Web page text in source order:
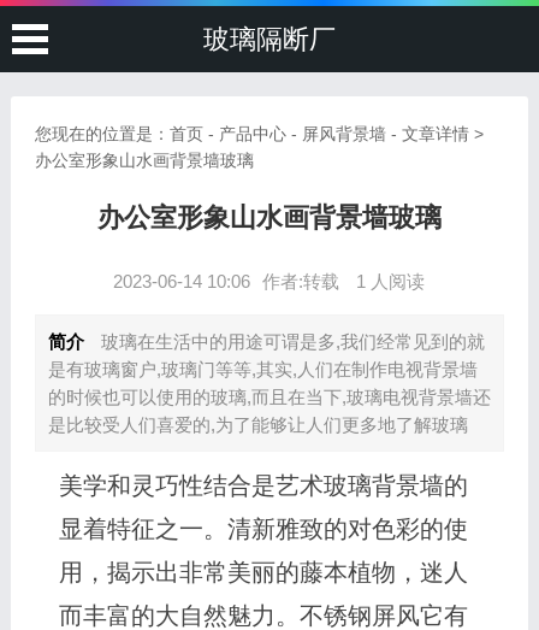
玻璃隔断厂
您现在的位置是： 首页- 产品中心- 屏风背景墙- 文章详情 >
办公室形象山水画背景墙玻璃
办公室形象山水画背景墙玻璃
2023-06-14 10:06 作者:转载 1 人阅读
简介
玻璃在生活中的用途可谓是多,我们经常见到的就
是有玻璃窗户,玻璃门等等,其实,人们在制作电视背景墙
的时候也可以使用的玻璃,而且在当下,玻璃电视背景墙还
是比较受人们喜爱的,为了能够让人们更多地了解玻璃
美学和灵巧性结合是艺术玻璃背景墙的
显着特征之一。清新雅致的对色彩的使
用，揭示出非常美丽的藤本植物，迷人
而丰富的大自然魅力。不锈钢屏风它有